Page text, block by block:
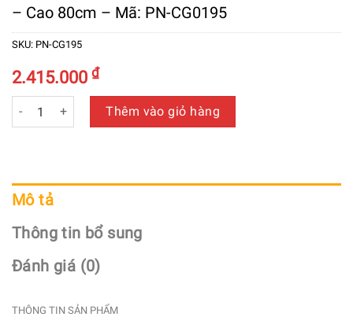
– Cao 80cm – Mã: PN-CG0195
SKU: PN-CG195
2.415.000 ₫
Bồn Tiểu Cảnh Cỏ Đuôi Chồn Giả Trang Trí Cửa Hàng,
Thêm vào giỏ hàng
Mô tả
Thông tin bổ sung
Đánh giá (0)
THÔNG TIN SẢN PHẨM